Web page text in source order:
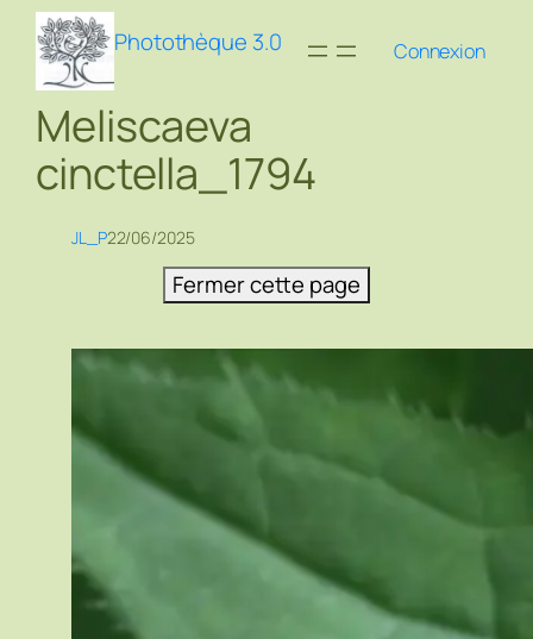
Aller
contenu
Photothèque 3.0 Connexion
Meliscaeva
cinctella_1794
JL_P22/06/2025
Fermer cette page